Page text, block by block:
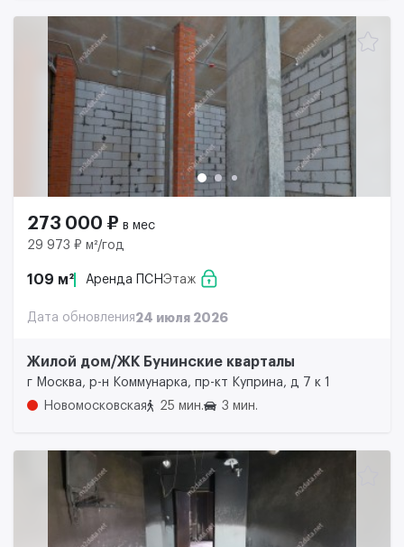
273 000 ₽ в мес
29 973 ₽ м²/год
109 м² Аренда ПСНЭтаж
Дата обновления24 июля 2026
Жилой дом/ЖК Бунинские кварталы
г Москва, р-н Коммунарка, пр-кт Куприна, д 7 к 1
Новомосковская
25 мин. 3 мин.